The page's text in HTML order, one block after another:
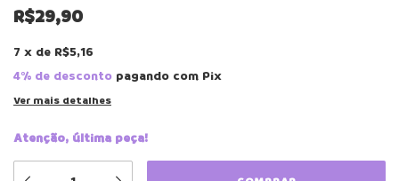
R$29,90
7 x de R$5,16
4% de desconto pagando com Pix
Ver mais detalhes
Atenção, última peça!